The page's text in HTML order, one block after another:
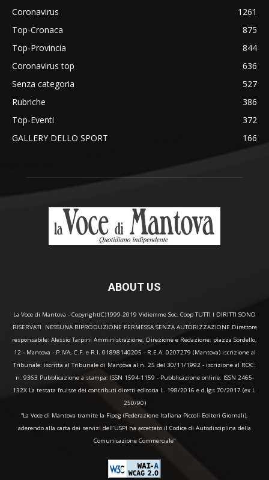
Coronavirus
1261
Top-Cronaca
875
Top-Provincia
844
Coronavirus top
636
Senza categoria
527
Rubriche
386
Top-Eventi
372
GALLERY DELLO SPORT
166
ABOUT US
La Voce di Mantova - Copyright(C)1999-2019 Vidiemme Soc. Coop TUTTI I DIRITTI SONO
RISERVATI. NESSUNA RIPRODUZIONE PERMESSA SENZA AUTORIZZAZIONE Direttore
responsabile: Alessio Tarpini Amministrazione, Direzione e Redazione: piazza Sordello,
12 - Mantova - P.IVA, C.F. e R.I. 01898140205 - R.E.A. 0207279 (Mantova) iscrizione al
Tribunale: iscritta al Tribunale di Mantova al n. 25 del 30/11/1992 - iscrizione al ROC:
n. 9363 Pubblicazione a stampa: ISSN 1594-1159 - Pubblicazione online: ISSN 2465-
132X La testata fruisce dei contributi diretti editoria L. 198/2016 e d.lgs 70/2017 (ex L.
250/90)
“La Voce di Mantova tramite la Fipeg (Federazione Italiana Piccoli Editori Giornali),
aderendo alla carta dei servizi dell'USPI ha accettato il Codice di Autodisciplina della
Comunicazione Commerciale"